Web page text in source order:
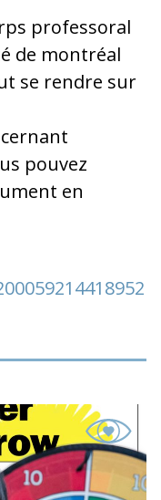
professoral
de montréal
se rendre sur
pouvez
en